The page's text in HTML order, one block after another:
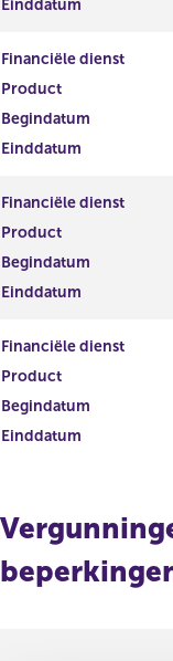
Einddatum
Financiële dienst
Product
Begindatum
Einddatum
Financiële dienst
Product
Begindatum
Einddatum
Financiële dienst
Product
Begindatum
Einddatum